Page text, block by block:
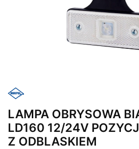
LAMPA OBRYSOWA
LD160 12/24V
Z ODBLASKIEM